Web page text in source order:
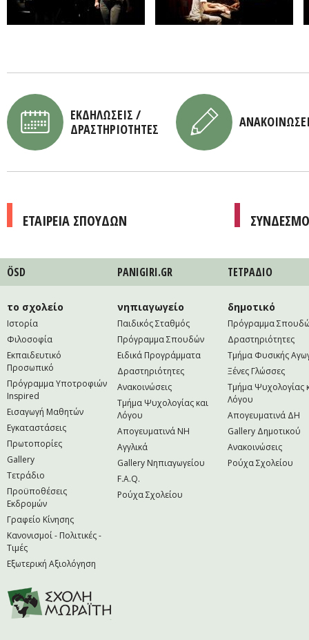
ΕΚΔΗΛΩΣΕΙΣ /
ΔΡΑΣΤΗΡΙΟΤΗΤΕΣ
ΕΤΑΙΡΕΙΑ ΣΠΟΥΔΩΝ
ÖSD PANIGIRI.GR ΤΕΤΡAΔΙΟ
το σχολείο
Ιστορία
Φιλοσοφία
Εκπαιδευτικό
Προσωπικό
Πρόγραμμα Υποτροφιών
Inspired
Εισαγωγή Μαθητών
Εγκαταστάσεις
Πρωτοπορίες
Gallery
Τετράδιο
Προϋποθέσεις
Εκδρομών
Γραφείο Κίνησης
Κανονισμοί - Πολιτικές -
Τιμές
Εξωτερική Αξιολόγηση
νηπιαγωγείο
Παιδικός Σταθμός
Πρόγραμμα Σπουδών
Ειδικά Προγράμματα
Δραστηριότητες
Ανακοινώσεις
Τμήμα Ψυχολογίας και
Λόγου
Απογευματινά NH
Αγγλικά
Gallery Νηπιαγωγείου
F.A.Q.
Ρούχα Σχολείου
δημοτικό
Πρόγραμμα
Δραστηριότητες
Τμήμα Φυσικής
Ξένες Γλώσσες
Τμήμα Ψυχολογίας
Λόγου
Απογευματινά ΔΗ
Gallery Δημοτικού
Ανακοινώσεις
Ρούχα Σχολείου